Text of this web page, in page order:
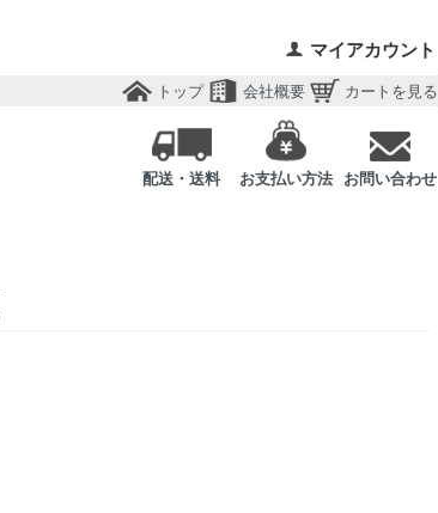
マイアカウント
トップ 会社概要 カートを見る
配送・送料 お支払い方法 お問い合わせ